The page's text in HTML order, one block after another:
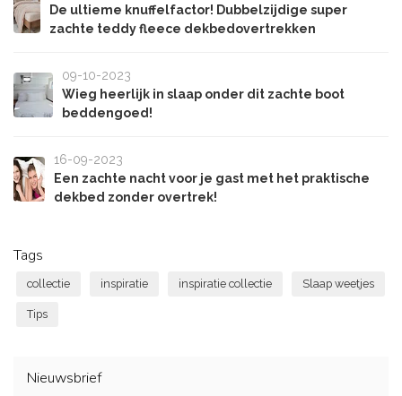
De ultieme knuffelfactor! Dubbelzijdige super
zachte teddy fleece dekbedovertrekken
09-10-2023
Wieg heerlijk in slaap onder dit zachte boot
beddengoed!
16-09-2023
Een zachte nacht voor je gast met het praktische
dekbed zonder overtrek!
Tags
collectie inspiratie inspiratie collectie Slaap weetjes
Tips
Nieuwsbrief